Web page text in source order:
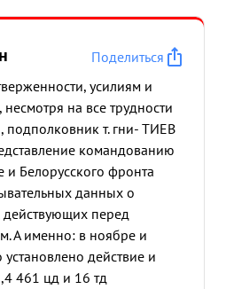
Поделиться
усилиям и
на все трудности
подполковник т. гни- ТИЕВ
командованию
Белорусского фронта
данных о
действующих перед
А именно: в ноябре и
действие и
461 цд и 16 тд